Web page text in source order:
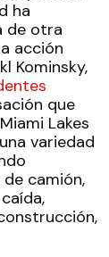
ha
de otra
acción
Kominsky,
que
Lakes
variedad
camión,